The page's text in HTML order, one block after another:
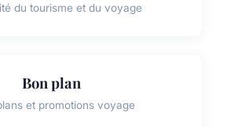
du tourisme et du voyage
Bon plan
et promotions voyage